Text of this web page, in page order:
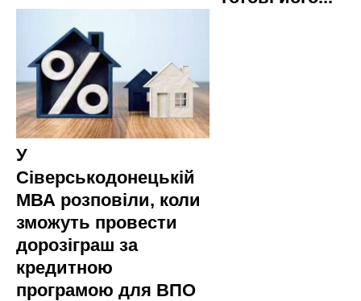
У
Сіверськодонецькій
МВА розповіли, коли
зможуть провести
дорозіграш за
кредитною
програмою для ВПО